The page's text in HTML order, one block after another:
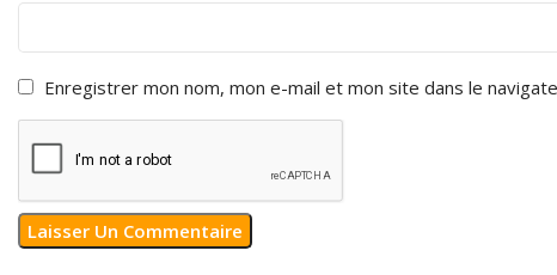
Enregistrer mon nom, mon e-mail et mon site dans le